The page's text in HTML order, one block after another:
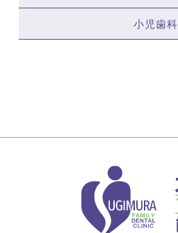
小児歯科